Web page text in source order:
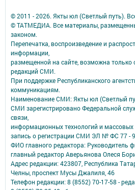
© 2011 - 2026. Якты юл (Светлый путь).
© ТАТМЕДИА. Все материалы,
законом.
Перепечатка, воспроизведение и
информации,
размещенной на сайте, возможна только
редакций СМИ.
При поддержке Республиканского
коммуникациям.
Наименование СМИ: Якты юл (Светлый
СМИ зарегистрировано Федеральной
связи,
информационных технологий и
запись о регистрации СМИ ЭЛ № ФС 77 -
ФИО главного редактора:
главный редактор Аверьянова Олеся
Адрес редакции: 423807, Республика
Челны, проспект Мусы Джалиля, 46
Телефон редакции: 8 (8552) 70-17-58 -